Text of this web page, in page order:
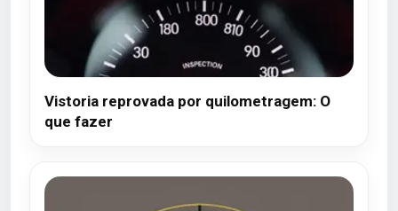
Vistoria reprovada por quilometragem: O
que fazer